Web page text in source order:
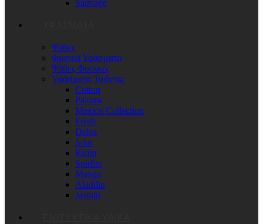
Sauvage
Ψάθες
Φυσικά Υφάσματα
Ψάθες Φυσικές
Υφάσματα Τσάντας
Cotton
Paloma
Mexico Collection
Fresh
Delos
Jafar
Kilim
Spitfire
Mango
Aladdin
Jasmin